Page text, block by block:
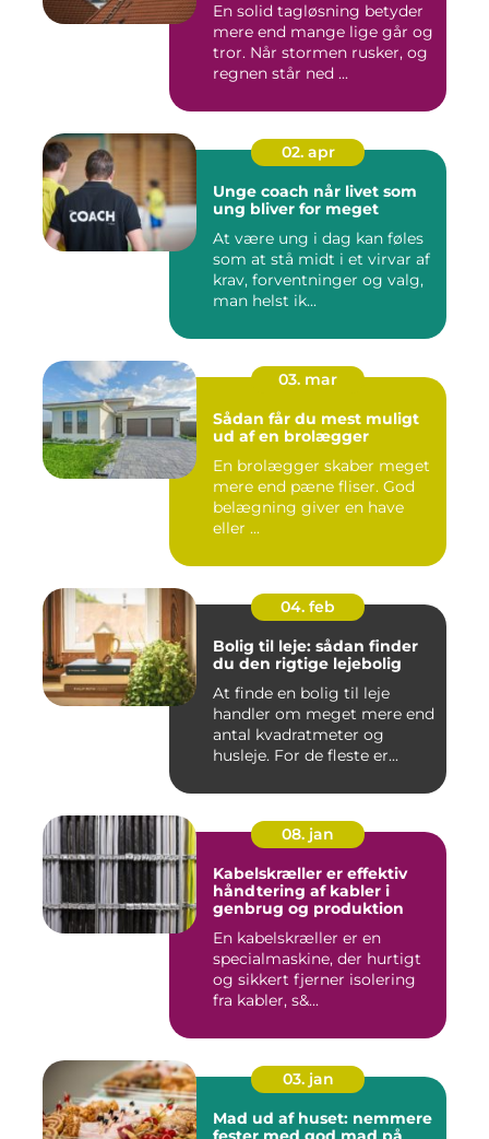
En solid tagløsning betyder
mere end mange lige går og
tror. Når stormen rusker, og
regnen står ned ...
02. apr
Unge coach når livet som
ung bliver for meget
At være ung i dag kan føles
som at stå midt i et virvar af
krav, forventninger og valg,
man helst ik...
03. mar
Sådan får du mest muligt
ud af en brolægger
En brolægger skaber meget
mere end pæne fliser. God
belægning giver en have
eller ...
04. feb
Bolig til leje: sådan finder
du den rigtige lejebolig
At finde en bolig til leje
handler om meget mere end
antal kvadratmeter og
husleje. For de fleste er...
08. jan
Kabelskræller er effektiv
håndtering af kabler i
genbrug og produktion
En kabelskræller er en
specialmaskine, der hurtigt
og sikkert fjerner isolering
fra kabler, s&...
03. jan
Mad ud af huset: nemmere